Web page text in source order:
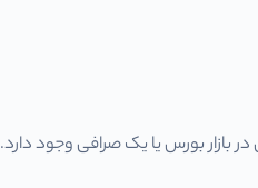
بازار بورس یا یک صرافی وجود دارد.